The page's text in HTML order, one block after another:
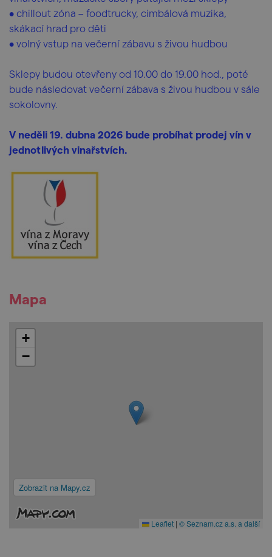
• chillout zóna – foodtrucky, cimbálová muzika,
skákací hrad pro děti
• volný vstup na večerní zábavu s živou hudbou
Sklepy budou otevřeny od 10.00 do 19.00 hod., poté
bude následovat večerní zábava s živou hudbou v sále
sokolovny.
V neděli 19. dubna 2026 bude probíhat prodej vín v
jednotlivých vinařstvích.
Mapa
Zobrazit na Mapy.cz
+
−
Leaflet | © Seznam.cz a.s. a další